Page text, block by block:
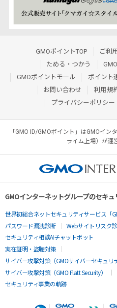
GMOポイントTOP ご利
ためる・つかう
GMOポイントモール
ポイント
お問い合わせ
利用規
プライバシーポリシー
「GMO ID/GMOポイント」はGMOイ
ライム上場）が運
GMOインターネットグループのセキ
世界初総合ネットセキュリティサービス「
パスワード漏洩診断
Webサイトリスク
セキュリティ相談AIチャットボット
実在証明・盗聴対策
サイバー攻撃対策（GMOサイバーセキュリ
サイバー攻撃対策（GMO Flatt Security）
セキュリティ事業の軌跡